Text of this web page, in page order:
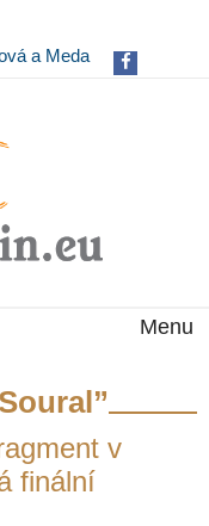
a Meda
Menu
v
finální